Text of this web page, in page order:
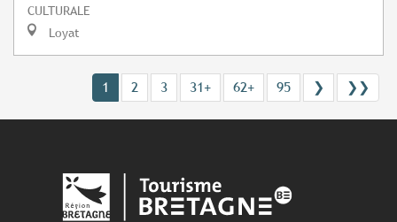
CULTURALE
Loyat
1 2 3 31+ 62+ 95 ❯ ❯❯